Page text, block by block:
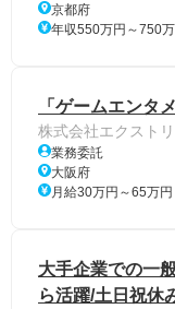
京都府
年収550万円～750
「ゲームエンタ
株式会社エクスト
業務委託
大阪府
月給30万円～65万円
大手企業での一
ら活躍/土日祝休